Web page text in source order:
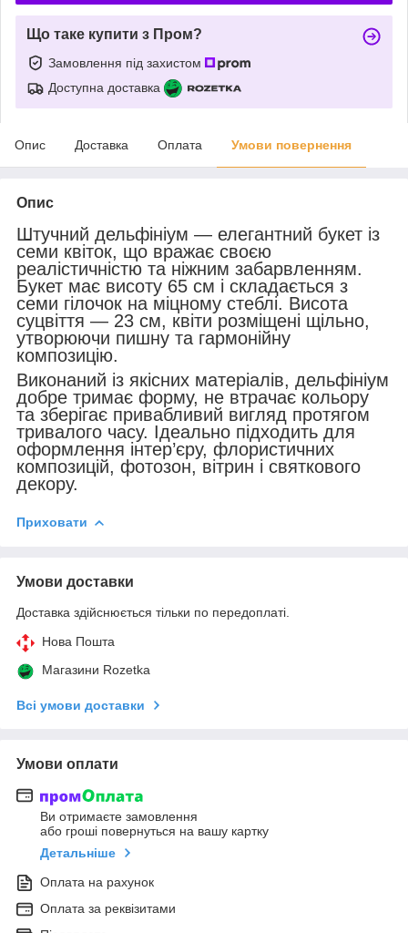
Що таке купити з Пром?
Замовлення під захистом
Доступна доставка
Опис Доставка Оплата Умови повернення
Опис
Штучний дельфініум — елегантний букет із
семи квіток, що вражає своєю
реалістичністю та ніжним забарвленням.
Букет має висоту 65 см і складається з
семи гілочок на міцному стеблі. Висота
суцвіття — 23 см, квіти розміщені щільно,
утворюючи пишну та гармонійну
композицію.
Виконаний із якісних матеріалів, дельфініум
добре тримає форму, не втрачає кольору
та зберігає привабливий вигляд протягом
тривалого часу. Ідеально підходить для
оформлення інтер’єру, флористичних
композицій, фотозон, вітрин і святкового
декору.
Приховати
Умови доставки
Доставка здійснюється тільки по передоплаті.
Нова Пошта
Магазини Rozetka
Всі умови доставки
Умови оплати
Ви отримаєте замовлення
або гроші повернуться на вашу картку
Детальніше
Оплата на рахунок
Оплата за реквізитами